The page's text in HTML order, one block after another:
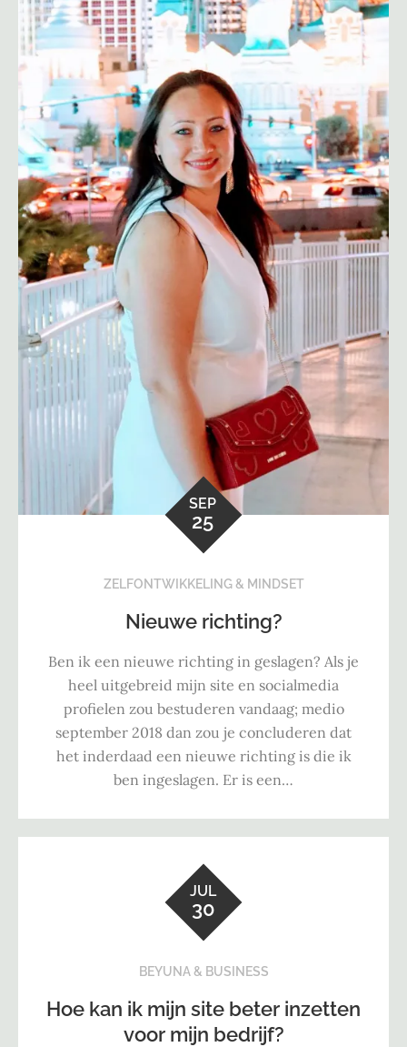
SEP
25
ZELFONTWIKKELING & MINDSET
Nieuwe richting?
Ben ik een nieuwe richting in geslagen? Als je
heel uitgebreid mijn site en socialmedia
profielen zou bestuderen vandaag; medio
september 2018 dan zou je concluderen dat
het inderdaad een nieuwe richting is die ik
ben ingeslagen. Er is een…
JUL
30
BEYUNA & BUSINESS
Hoe kan ik mijn site beter inzetten
voor mijn bedrijf?